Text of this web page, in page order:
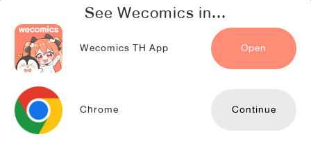
See Wecomics in...
Wecomics TH App Open
Chrome Continue